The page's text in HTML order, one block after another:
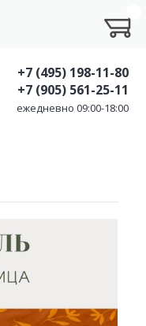
+7 (495) 198-11-80
+7 (905) 561-25-11
ежедневно 09:00-18:00